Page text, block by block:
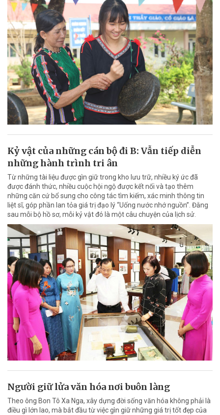
Kỷ vật của những cán bộ đi B: Vẫn tiếp diễn
những hành trình tri ân
Từ những tài liệu được gìn giữ trong kho lưu trữ, nhiều ký ức đã
được đánh thức, nhiều cuộc hội ngộ được kết nối và tạo thêm
những căn cứ bổ sung cho công tác tìm kiếm, xác minh thông tin
liệt sĩ, góp phần lan tỏa giá trị đạo lý “Uống nước nhớ nguồn”. Đằng
sau mỗi bộ hồ sơ, mỗi kỷ vật đó là một câu chuyện của lịch sử.
Người giữ lửa văn hóa nơi buôn làng
Theo ông Bon Tô Xa Nga, xây dựng đời sống văn hóa không phải là
điều gì lớn lao, mà bắt đầu từ việc gìn giữ những giá trị tốt đẹp của